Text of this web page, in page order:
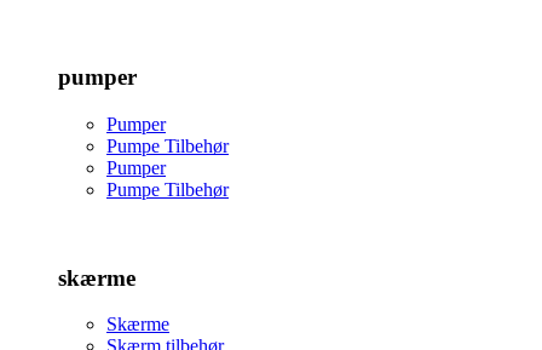
pumper
Pumper
Pumpe Tilbehør
Pumper
Pumpe Tilbehør
skærme
Skærme